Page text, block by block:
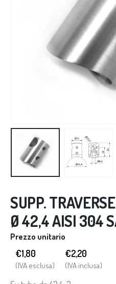
SUPP.
Ø 42,4 AISI 304
Prezzo unitario
€1,80
(IVA esclusa)
€2,20
(IVA inclusa)